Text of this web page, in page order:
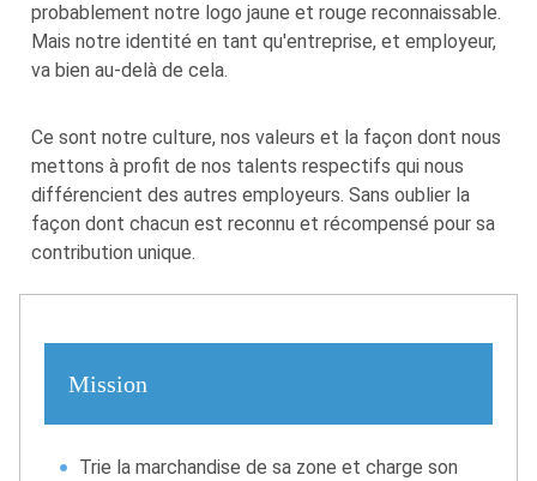
probablement notre logo jaune et rouge reconnaissable.
Mais notre identité en tant qu'entreprise, et employeur,
va bien au-delà de cela.
Ce sont notre culture, nos valeurs et la façon dont nous
mettons à profit de nos talents respectifs qui nous
différencient des autres employeurs. Sans oublier la
façon dont chacun est reconnu et récompensé pour sa
contribution unique.
Mission
Trie la marchandise de sa zone et charge son